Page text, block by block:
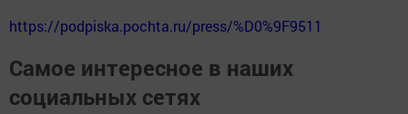
https://podpiska.pochta.ru/press/%D0%9F9511
Самое интересное в наших
социальных сетях